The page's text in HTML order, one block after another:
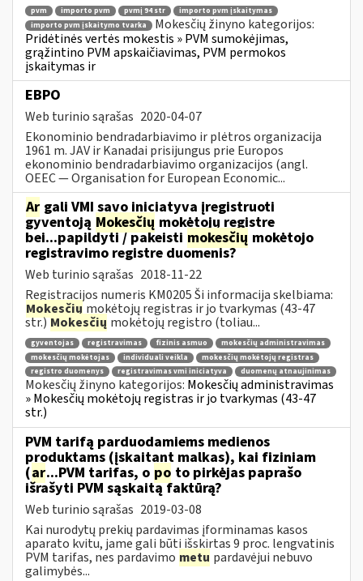
pvm importo pvm pvmį 94 str
importo pvm įskaitymas
importo pvm įskaitymo tvarka
Mokesčių žinyno kategorijos:
Pridėtinės vertės mokestis » PVM sumokėjimas,
grąžintino PVM apskaičiavimas, PVM permokos
įskaitymas ir
EBPO
Web turinio sąrašas 2020-04-07
Ekonominio bendradarbiavimo ir plėtros organizacija
1961 m. JAV ir Kanadai prisijungus prie Europos
ekonominio bendradarbiavimo organizacijos (angl.
OEEC — Organisation for European Economic...
Ar gali VMI savo iniciatyva įregistruoti
gyventoją Mokesčių mokėtojų registre
bei...papildyti / pakeisti mokesčių mokėtojo
registravimo registre duomenis?
Web turinio sąrašas 2018-11-22
Registracijos numeris KM0205 Ši informacija skelbiama:
Mokesčių mokėtojų registras ir jo tvarkymas (43-47
str.)Mokesčių mokėtojų registro (toliau...
gyventojas registravimas fizinis asmuo
mokesčių administravimas
mokesčių mokėtojas
individuali veikla
mokesčių mokėtojų registras
registro duomenys
registravimas vmi iniciatyva duomenų atnaujinimas
Mokesčių žinyno kategorijos: Mokesčių administravimas
» Mokesčių mokėtojų registras ir jo tvarkymas (43-47
str.)
PVM tarifą parduodamiems medienos
produktams (įskaitant malkas), kai fiziniam
(ar...PVM tarifas, o po to pirkėjas paprašo
išrašyti PVM sąskaitą faktūrą?
Web turinio sąrašas 2019-03-08
Kai nurodytų prekių pardavimas įforminamas kasos
aparato kvitu, jame gali būti išskirtas 9 proc. lengvatinis
PVM tarifas, nes pardavimo metu pardavėjui nebuvo
galimybės...